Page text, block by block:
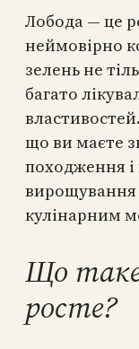
Лобода — це
неймовірно
зелень не
багато
що ви маєте
походження
вирощування
кулінарним
Що таке
росте?